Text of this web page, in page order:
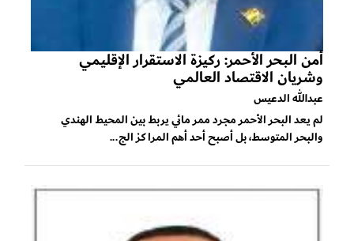
أمن البحر الأحمر: ركيزة الاستقرار الإقليمي
وشريان الاقتصاد العالمي
عبدالله الدعيس
لم يعد البحر الأحمر مجرد ممر مائي يربط بين المحيط الهندي
والبحر المتوسط، بل أصبح أحد أهم المراكز الج...